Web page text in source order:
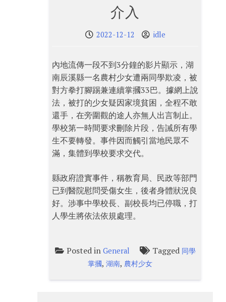
介入
2022-12-12 idle
內地流傳一段不到3分鐘的影片顯示，湖
南辰溪縣一名農村少女遭兩同學欺凌，被
對方拳打腳踢兼連續掌摑33巴。據網上說
法，被打的少女疑因家境貧困，全程不敢
還手，在旁圍觀的途人亦無人出言制止。
學校第一時間要求刪除片段，告誡所有學
生不要轉發。事件因而觸引當地民眾不
滿，集體到學校要求交代。
縣政府證實事件，稱教育局、民政等部門
已到醫院慰問受傷女生，後者身體狀況良
好。涉事中學校長、副校長均已停職，打
人學生將依法依規處理。
Posted in General Tagged 同學
掌摑,湖南, 農村少女